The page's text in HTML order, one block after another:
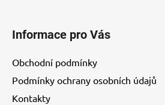
Informace pro Vás
Obchodní podmínky
Podmínky ochrany osobních údajů
Kontakty